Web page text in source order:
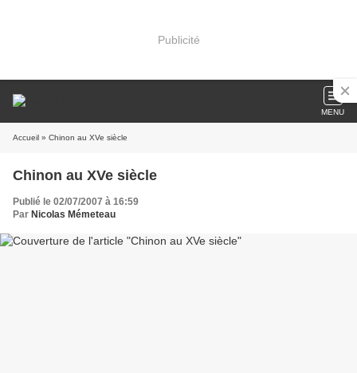
Publicité
MENU
Accueil » Chinon au XVe siècle
Chinon au XVe siècle
Publié le 02/07/2007 à 16:59
Par Nicolas Mémeteau